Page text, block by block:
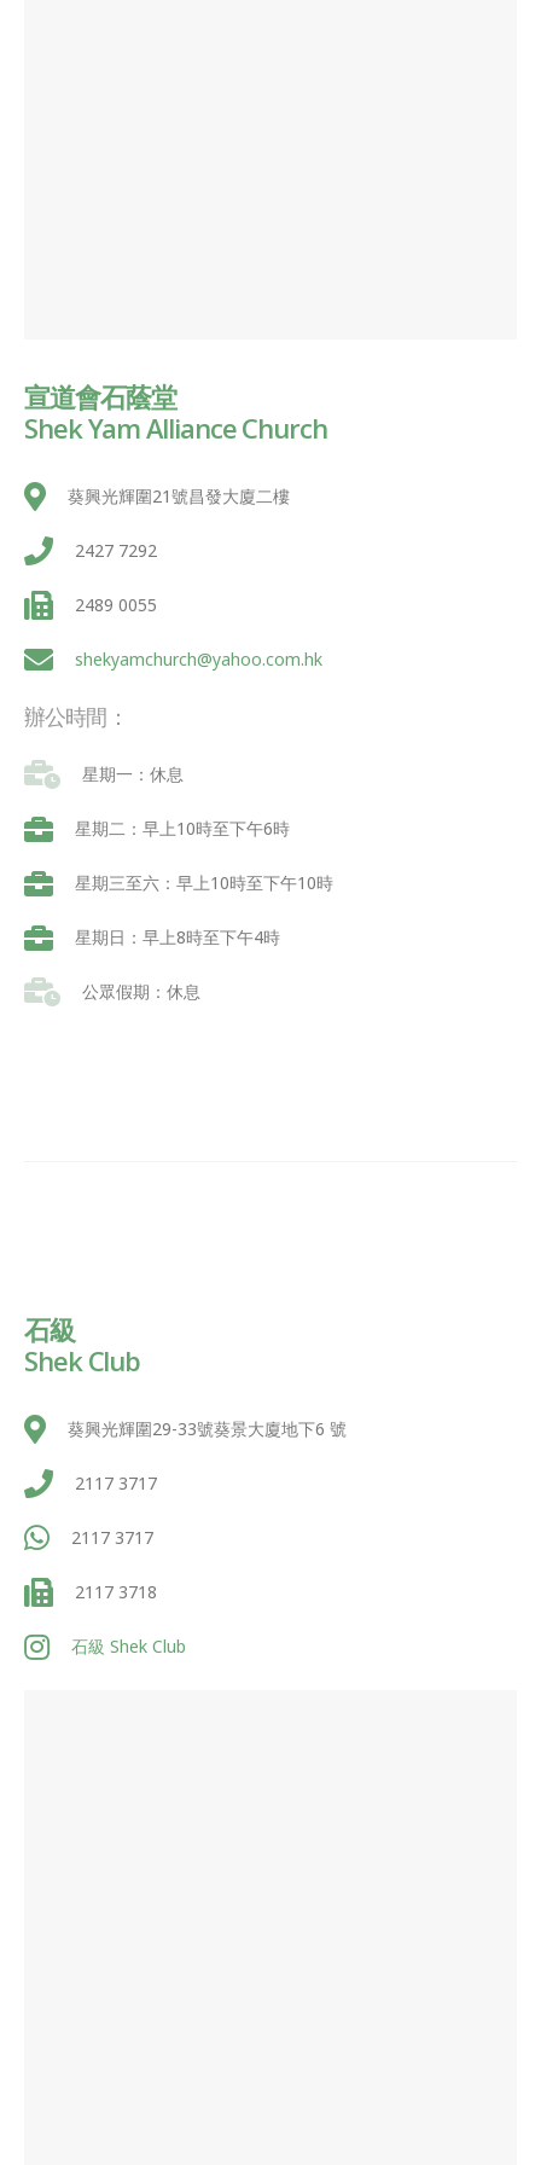
宣道會石蔭堂
Shek Yam Alliance Church
葵興光輝圍21號昌發大廈二樓
2427 7292
2489 0055
shekyamchurch@yahoo.com.hk
辦公時間：
星期一：休息
星期二：早上10時至下午6時
星期三至六：早上10時至下午10時
星期日：早上8時至下午4時
公眾假期：休息
石級
Shek Club
葵興光輝圍29-33號葵景大廈地下6 號
2117 3717
2117 3717
2117 3718
石級 Shek Club